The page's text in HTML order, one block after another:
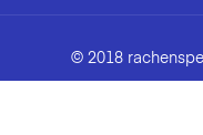
© 2018